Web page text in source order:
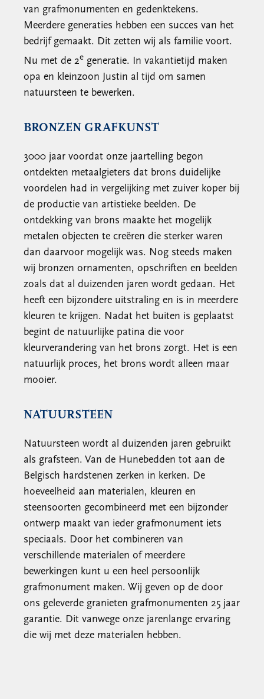
van grafmonumenten en gedenktekens.
Meerdere generaties hebben een succes van het
bedrijf gemaakt. Dit zetten wij als familie voort.
Nu met de 2e generatie. In vakantietijd maken
opa en kleinzoon Justin al tijd om samen
natuursteen te bewerken.
BRONZEN GRAFKUNST
3000 jaar voordat onze jaartelling begon
ontdekten metaalgieters dat brons duidelijke
voordelen had in vergelijking met zuiver koper bij
de productie van artistieke beelden. De
ontdekking van brons maakte het mogelijk
metalen objecten te creëren die sterker waren
dan daarvoor mogelijk was. Nog steeds maken
wij bronzen ornamenten, opschriften en beelden
zoals dat al duizenden jaren wordt gedaan. Het
heeft een bijzondere uitstraling en is in meerdere
kleuren te krijgen. Nadat het buiten is geplaatst
begint de natuurlijke patina die voor
kleurverandering van het brons zorgt. Het is een
natuurlijk proces, het brons wordt alleen maar
mooier.
NATUURSTEEN
Natuursteen wordt al duizenden jaren gebruikt
als grafsteen. Van de Hunebedden tot aan de
Belgisch hardstenen zerken in kerken. De
hoeveelheid aan materialen, kleuren en
steensoorten gecombineerd met een bijzonder
ontwerp maakt van ieder grafmonument iets
speciaals. Door het combineren van
verschillende materialen of meerdere
bewerkingen kunt u een heel persoonlijk
grafmonument maken. Wij geven op de door
ons geleverde granieten grafmonumenten 25 jaar
garantie. Dit vanwege onze jarenlange ervaring
die wij met deze materialen hebben.